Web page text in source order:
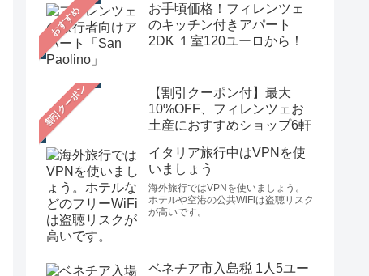
おすすめ
お手頃価格！フィレンツェ
のキッチン付きアパート
2DK １室120ユーロから！
【割引クーポン付】最大
10%OFF、フィレンツェお
土産におすすめショップ6軒
イタリア旅行中はVPNを使
いましょう
海外旅行ではVPNを使いましょう。
ホテルや空港の公共WiFiは盗聴リスク
が高いです。
ベネチア市入島税 1人5ユー